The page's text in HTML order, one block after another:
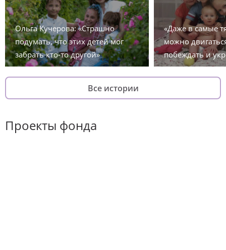
Ольга Кучерова: «Страшно
подумать, что этих детей мог
забрать кто-то другой»
«Даже в самые
можно
побеждать и
Все истории
Проекты фонда